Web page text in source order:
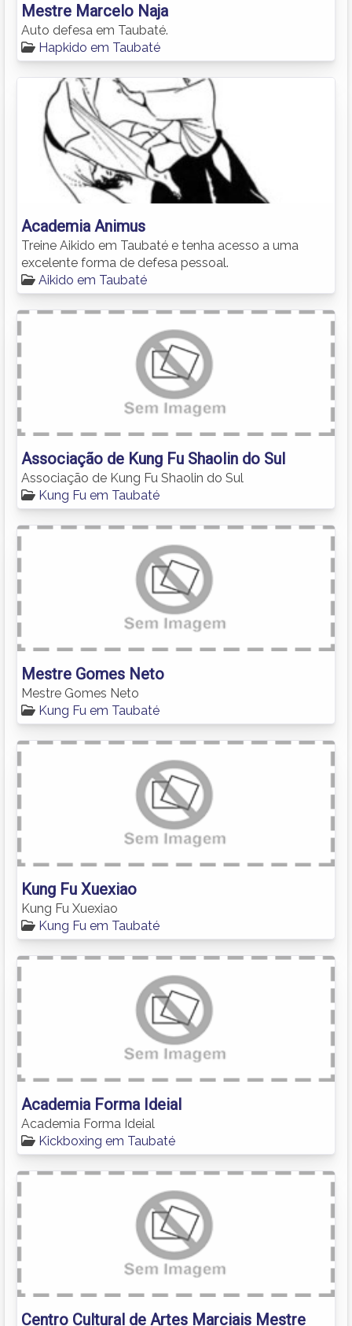
Mestre Marcelo Naja
Auto defesa em Taubaté.
Hapkido em Taubaté
Academia Animus
Treine Aikido em Taubaté e tenha acesso a uma
excelente forma de defesa pessoal.
Aikido em Taubaté
Associação de Kung Fu Shaolin do Sul
Associação de Kung Fu Shaolin do Sul
Kung Fu em Taubaté
Mestre Gomes Neto
Mestre Gomes Neto
Kung Fu em Taubaté
Kung Fu Xuexiao
Kung Fu Xuexiao
Kung Fu em Taubaté
Academia Forma Ideial
Academia Forma Ideial
Kickboxing em Taubaté
Centro Cultural de Artes Marciais Mestre